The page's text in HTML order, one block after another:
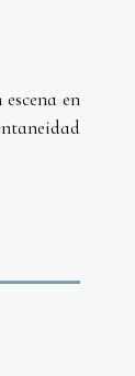
en